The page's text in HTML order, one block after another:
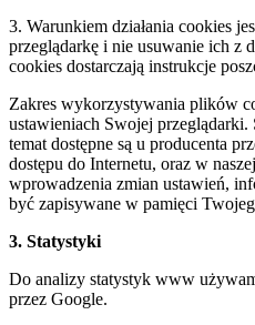
3. Warunkiem działania cookies
przeglądarkę i nie usuwanie ich z
cookies dostarczają instrukcje
Zakres wykorzystywania plików
ustawieniach Swojej przeglądarki.
temat dostępne są u producenta
dostępu do Internetu, oraz w
wprowadzenia zmian ustawień,
być zapisywane w pamięci
3. Statystyki
Do analizy statystyk www
przez Google.